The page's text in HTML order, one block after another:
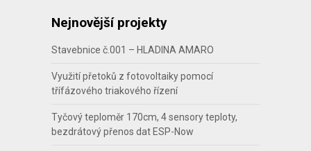
Nejnovější projekty
Stavebnice č.001 – HLADINA AMARO
Využití přetoků z fotovoltaiky pomocí
třífázového triakového řízení
Tyčový teploměr 170cm, 4 sensory teploty,
bezdrátový přenos dat ESP-Now